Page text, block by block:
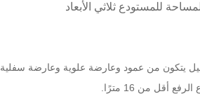
للمستودع ثلاثي الأبعاد
يتكون من عمود وعارضة علوية وعارضة سفلية